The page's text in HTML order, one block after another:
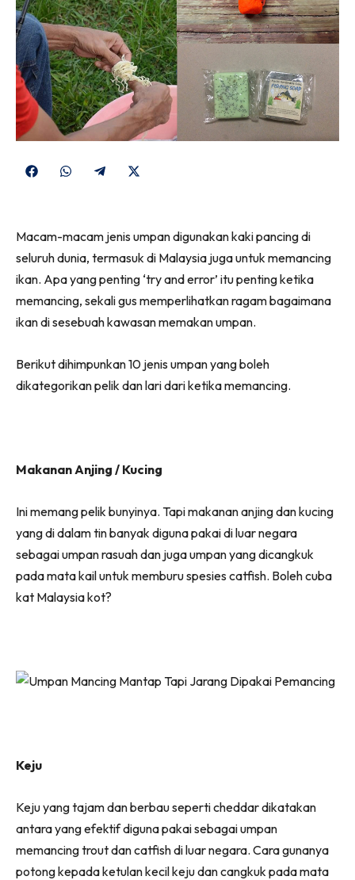
Share
Share
Share
(Twitter)
Macam-macam jenis umpan digunakan kaki pancing di
seluruh dunia, termasuk di Malaysia juga untuk memancing
ikan. Apa yang penting ‘try and error’ itu penting ketika
memancing, sekali gus memperlihatkan ragam bagaimana
ikan di sesebuah kawasan memakan umpan.
Berikut dihimpunkan 10 jenis umpan yang boleh
dikategorikan pelik dan lari dari ketika memancing.
Makanan Anjing / Kucing
Ini memang pelik bunyinya. Tapi makanan anjing dan kucing
yang di dalam tin banyak diguna pakai di luar negara
sebagai umpan rasuah dan juga umpan yang dicangkuk
pada mata kail untuk memburu spesies catfish. Boleh cuba
kat Malaysia kot?
Keju
Keju yang tajam dan berbau seperti cheddar dikatakan
antara yang efektif diguna pakai sebagai umpan
memancing trout dan catfish di luar negara. Cara gunanya
potong kepada ketulan kecil keju dan cangkuk pada mata